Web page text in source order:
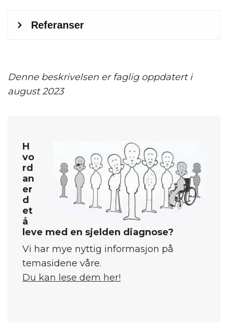
Denne beskrivelsen er faglig oppdatert i
august 2023
H
vo
rd
an
er
d
et
å
leve med en sjelden diagnose?
Vi har mye nyttig informasjon på
temasidene våre.
Du kan lese dem her!